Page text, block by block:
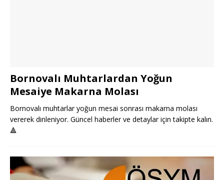
Bornovalı Muhtarlardan Yoğun
Mesaiye Makarna Molası
Bornovalı muhtarlar yoğun mesai sonrası makarna molası
vererek dinleniyor. Güncel haberler ve detaylar için takipte kalın.
🔺